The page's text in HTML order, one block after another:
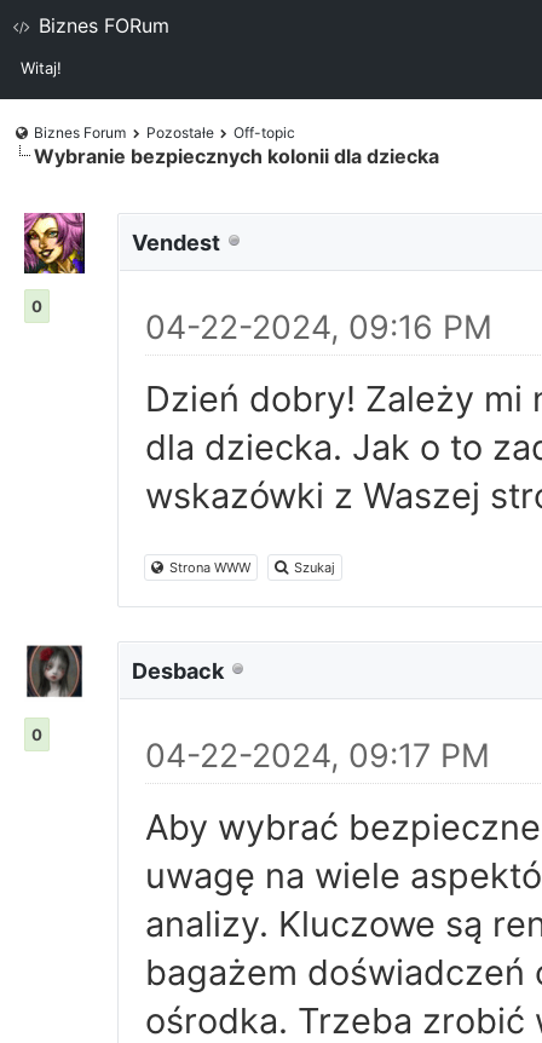
Biznes FORum
Witaj!
Biznes Forum Pozostałe Off-topic
Wybranie bezpiecznych kolonii dla dziecka
0
Vendest
04-22-2024, 09:16 PM
Dzień dobry! Zależy
dla dziecka. Jak o to
wskazówki z Waszej
Strona WWW Szukaj
0
Desback
04-22-2024, 09:17 PM
Aby wybrać
uwagę na wiele
analizy. Kluczowe są
bagażem
ośrodka. Trzeba zrobić